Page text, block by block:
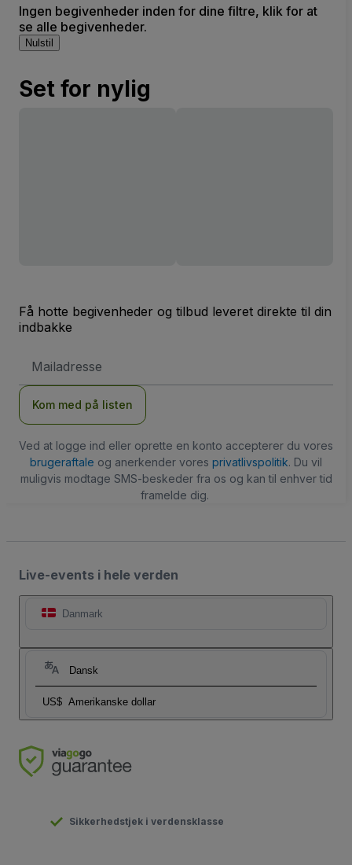
Ingen begivenheder inden for dine filtre, klik for at
se alle begivenheder.
Nulstil
Set for nylig
Få hotte begivenheder og tilbud leveret direkte til din
indbakke
adresse
Kom med på listen
Ved at logge ind eller oprette en konto accepterer du vores
brugeraftale og anerkender vores privatlivspolitik. Du vil
muligvis modtage SMS-beskeder fra os og kan til enhver tid
framelde dig.
Live-events i hele verden
Danmark
Dansk
US$ Amerikanske dollar
Sikkerhedstjek i verdensklasse